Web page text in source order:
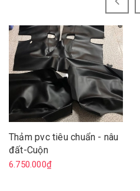
Thảm pvc tiêu chuẩn - nâu
đất-Cuộn
6.750.000₫